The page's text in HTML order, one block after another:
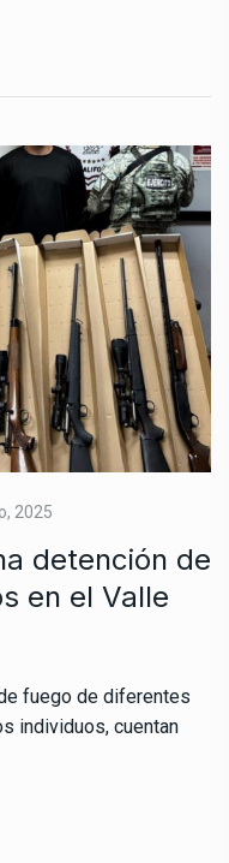
2025
detención de
en el Valle
fuego de diferentes
individuos, cuentan